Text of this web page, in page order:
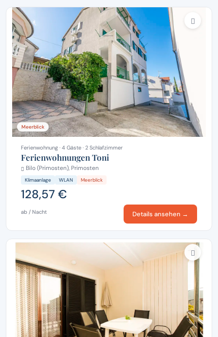
Meerblick
Ferienwohnung · 4 Gäste · 2 Schlafzimmer
Ferienwohnungen Toni
Bilo (Primosten), Primosten
Klimaanlage WLAN Meerblick
128,57 €
ab / Nacht Details ansehen →